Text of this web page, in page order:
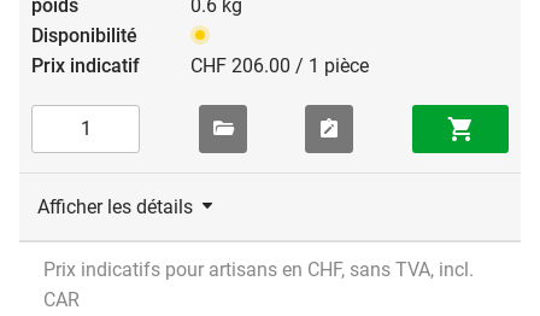
0.6 kg
CHF 206.00 / 1 pièce
Afficher les détails
Prix indicatifs pour artisans en CHF, sans TVA, incl.
CAR